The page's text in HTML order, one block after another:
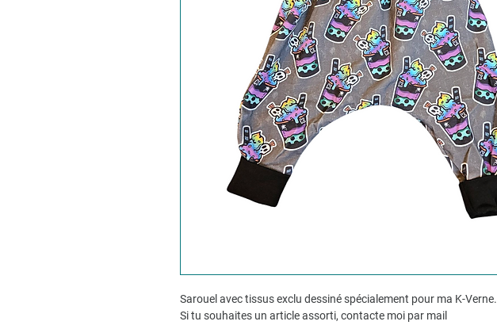
Sarouel avec tissus exclu dessiné spécialement pour ma K-Verne.
Si tu souhaites un article assorti, contacte moi par mail